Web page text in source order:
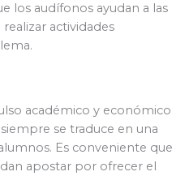
los audífonos ayudan a las
actividades
académico y económico
se traduce en una
Es conveniente que
apostar por ofrecer el